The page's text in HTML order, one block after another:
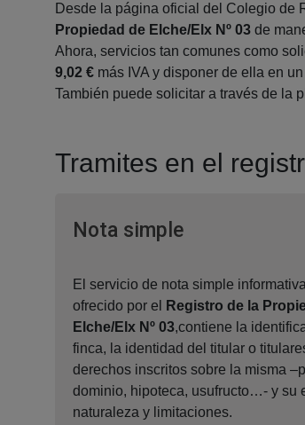
Desde la página oficial del Colegio de
Propiedad de Elche/Elx Nº 03 de
Ahora, servicios tan comunes como
9,02 € más IVA y disponer de ella en
También puede solicitar a través de la
Tramites en el
Nota simpleVentana nueva
El servicio de nota simple
ofrecido por el
Registro de la
Elche/Elx Nº 03,contiene la
finca, la identidad del titular o
derechos inscritos sobre la misma
dominio, hipoteca, usufructo…- y su
naturaleza y limitaciones.